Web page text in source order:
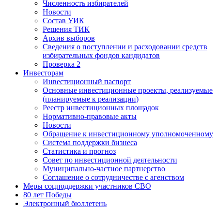
Численность избирателей
Новости
Состав УИК
Решения ТИК
Архив выборов
Сведения о поступлении и расходовании средств
избирательных фондов кандидатов
Проверка 2
Инвесторам
Инвестиционный паспорт
Основные инвестиционные проекты, реализуемые
(планируемые к реализации)
Реестр инвестиционных площадок
Нормативно-правовые акты
Новости
Обращение к инвестиционному уполномоченному
Система поддержки бизнеса
Статистика и прогноз
Совет по инвестиционной деятельности
Муниципально-частное партнерство
Соглашение о сотрудничестве с агенством
Меры соцподдержки участников СВО
80 лет Победы
Электронный бюллетень